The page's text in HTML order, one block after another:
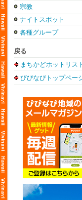
宗教
ナイトスポット
各種グループ
戻る
まちかどホットリス
びびなびトップペー